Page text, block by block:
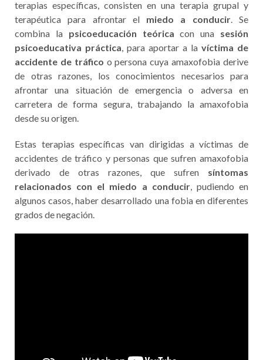
terapias específicas, consisten en una terapia grupal y
terapéutica para afrontar el miedo a conducir. Se
combina la psicoeducación teórica con una sesión
psicoeducativa práctica, para aportar a la víctima de
accidente de tráfico o persona cuya amaxofobia derive
de otras razones, los conocimientos necesarios para
afrontar una situación de emergencia o adversa en
carretera de forma segura, trabajando la amaxofobia
desde su origen.
Estas terapias específicas van dirigidas a víctimas de
accidentes de tráfico y personas que sufren amaxofobia
derivado de otras razones, que sufren síntomas
relacionados con el miedo a conducir, pudiendo en
algunos casos, haber desarrollado una fobia en diferentes
grados de negación.